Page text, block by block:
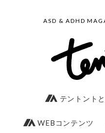
ASD & ADHD
テントント
WEBコンテンツ